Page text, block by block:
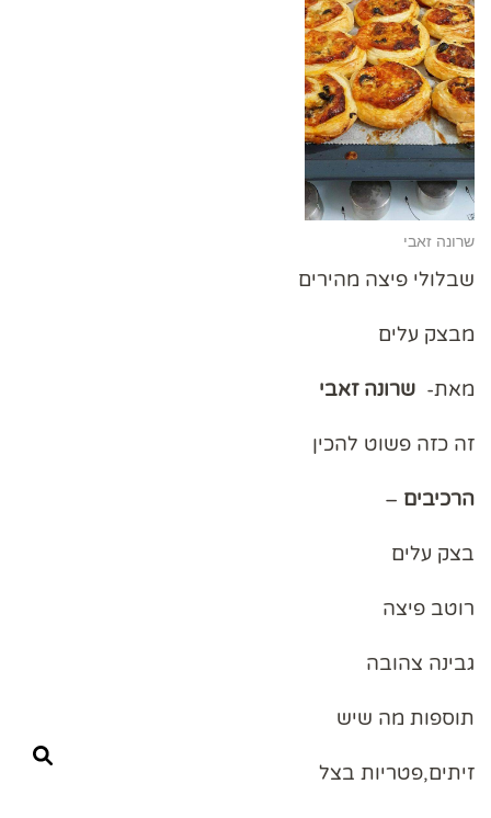
שרונה זאבי
שבלולי פיצה מהירים
מבצק עלים
מאת- שרונה זאבי
זה כזה פשוט להכין
הרכיבים –
בצק עלים
רוטב פיצה
גבינה צהובה
תוספות מה שיש
זיתים,פטריות בצל